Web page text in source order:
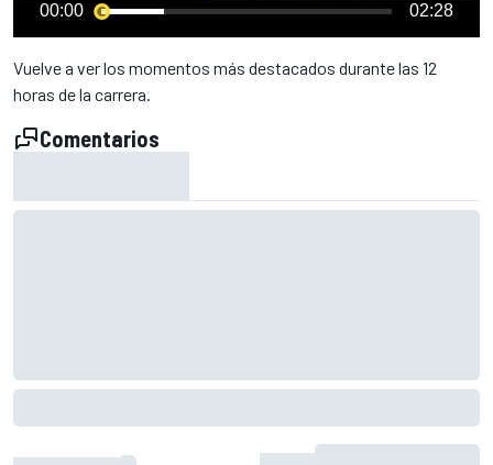
00:00 02:28
Vuelve a ver los momentos más destacados durante las 12
horas de la carrera.
Comentarios